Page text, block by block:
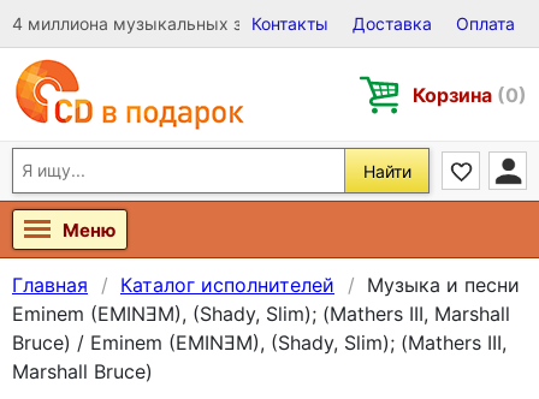
4 миллиона музыкальных записей на Виниле, CD и DVD
Контакты Доставка Оплата
Корзина (0)
Найти
Меню
Главная Каталог исполнителей
Музыка и песни
Eminem (EMINƎM), (Shady, Slim); (Mathers III, Marshall
Bruce) / Eminem (EMINƎM), (Shady, Slim); (Mathers III,
Marshall Bruce)